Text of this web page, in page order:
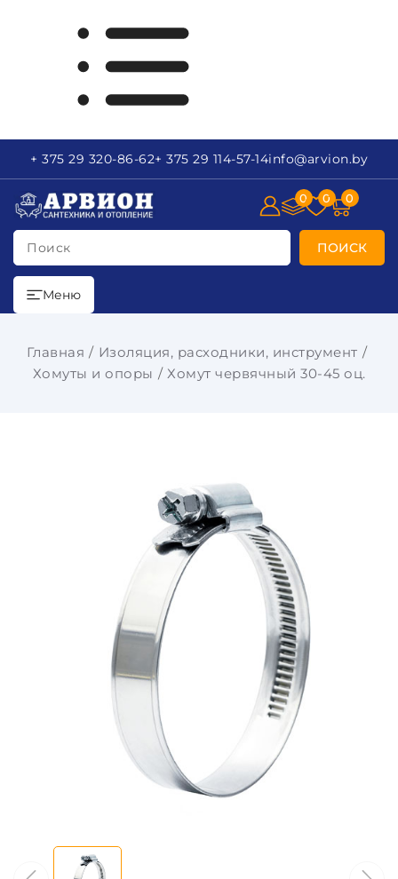
+ 375 29 320-86-62+ 375 29 114-57-14info@arvion.by
Поиск ПОИСК
0 0 0
Меню
Главная
Изоляция, расходники, инструмент
Хомуты и опоры
Хомут червячный 30-45 оц.